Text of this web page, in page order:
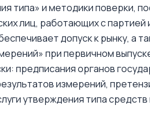
типа» и методики поверки,
лиц, работающих с партией
допуск к рынку, а
при первичном
предписания органов
измерений,
утверждения типа